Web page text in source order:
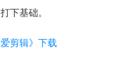
下基础。
剪辑》下载